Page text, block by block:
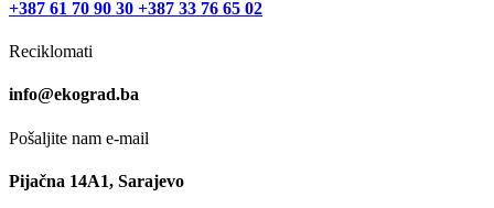
+387 61 70 90 30 +387 33 76 65 02
Reciklomati
info@ekograd.ba
Pošaljite nam e-mail
Pijačna 14A1, Sarajevo